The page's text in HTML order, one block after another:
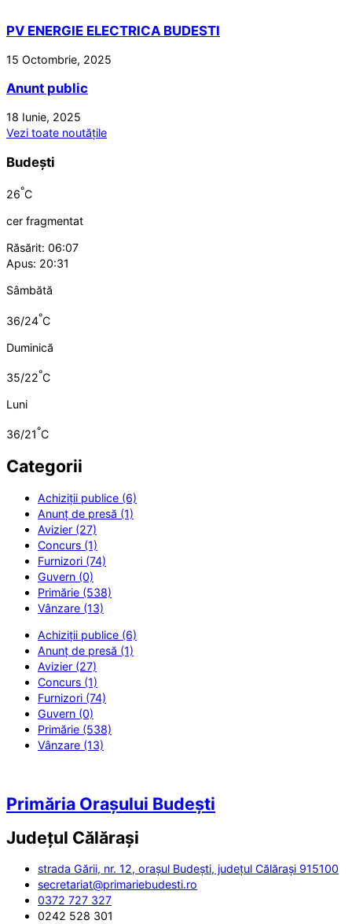
PV ENERGIE ELECTRICA BUDESTI
15 Octombrie, 2025
Anunt public
18 Iunie, 2025
Vezi toate noutățile
Budești
26°C
cer fragmentat
Răsărit: 06:07
Apus: 20:31
Sâmbătă
36/24°C
Duminică
35/22°C
Luni
36/21°C
Categorii
Achiziții publice (6)
Anunț de presă (1)
Avizier (27)
Concurs (1)
Furnizori (74)
Guvern (0)
Primărie (538)
Vânzare (13)
Achiziții publice (6)
Anunț de presă (1)
Avizier (27)
Concurs (1)
Furnizori (74)
Guvern (0)
Primărie (538)
Vânzare (13)
Primăria Orașului Budești
Județul Călărași
strada Gării, nr. 12, orașul Budești, județul Călărași 915100
secretariat@primariebudesti.ro
0372 727 327
0242 528 301